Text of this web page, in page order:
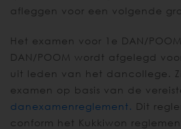
afleggen voor een volgende
Het examen voor 1e DAN/
DAN/POOM wordt afgelegd
uit leden van het dancollege.
examen op basis van de
danexamenreglement. Dit
conform het Kukkiwon